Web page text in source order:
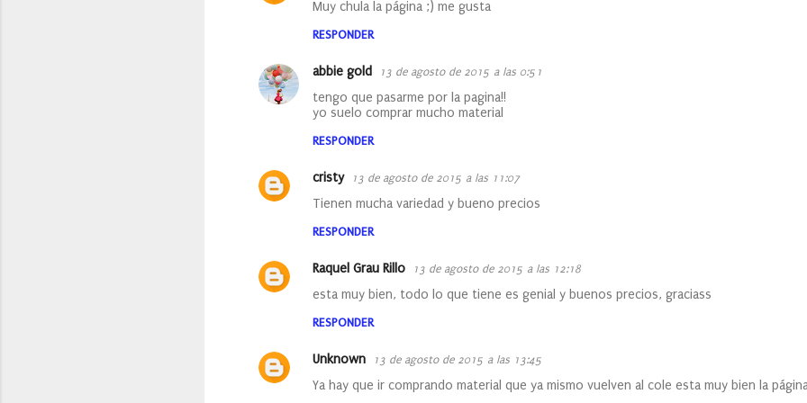
i
o
Muy chula la página ;) me gusta
RESPONDER
abbie gold 13 de agosto de 2015 a las 0:51
tengo que pasarme por la pagina!!
yo suelo comprar mucho material
RESPONDER
cristy 13 de agosto de 2015 a las 11:07
Tienen mucha variedad y bueno precios
RESPONDER
Raquel Grau Rillo 13 de agosto de 2015 a las 12:18
esta muy bien, todo lo que tiene es genial y buenos precios, graciass
RESPONDER
Unknown 13 de agosto de 2015 a las 13:45
Ya hay que ir comprando material que ya mismo vuelven al cole esta muy bien la